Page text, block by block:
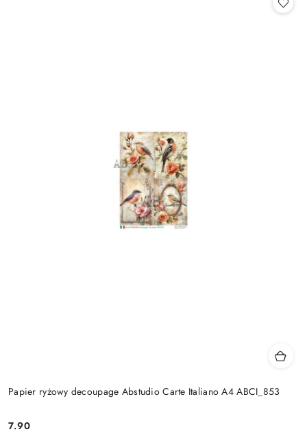
Papier ryżowy decoupage Abstudio Carte Italiano A4 ABCI_853
7.90